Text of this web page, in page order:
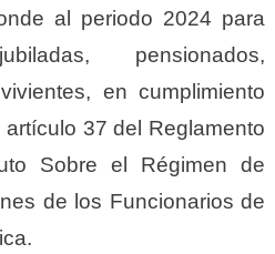
al periodo 2024 para
pensionados,
en cumplimiento
37 del Reglamento
Sobre el Régimen de
de los Funcionarios de